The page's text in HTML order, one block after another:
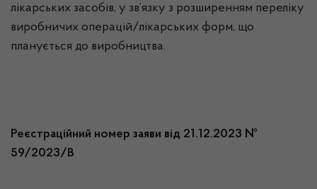
лікарських засобів, у зв’язку з розширенням переліку
виробничих операцій/лікарських форм, що
планується до виробництва.
Реєстраційний номер заяви від 21.12.2023 №
59/2023/В